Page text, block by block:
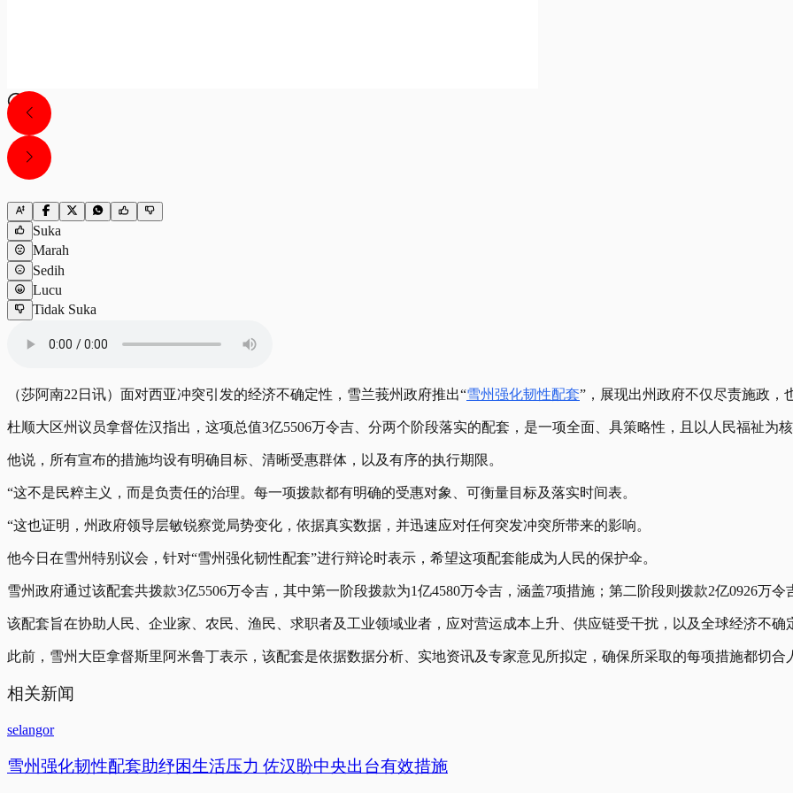
Suka
Marah
Sedih
Lucu
Tidak Suka
（莎阿南22日讯）面对西亚冲突引发的经济不确定性，雪兰莪州政府推出“雪州强化韧性配套”，展现出州政府不仅尽责施政，
杜顺大区州议员拿督佐汉指出，这项总值3亿5506万令吉、分两个阶段落实的配套，是一项全面、具策略性，且以人民福祉为
他说，所有宣布的措施均设有明确目标、清晰受惠群体，以及有序的执行期限。
“这不是民粹主义，而是负责任的治理。每一项拨款都有明确的受惠对象、可衡量目标及落实时间表。
“这也证明，州政府领导层敏锐察觉局势变化，依据真实数据，并迅速应对任何突发冲突所带来的影响。
他今日在雪州特别议会，针对“雪州强化韧性配套”进行辩论时表示，希望这项配套能成为人民的保护伞。
雪州政府通过该配套共拨款3亿5506万令吉，其中第一阶段拨款为1亿4580万令吉，涵盖7项措施；第二阶段则拨款2亿0926万令
该配套旨在协助人民、企业家、农民、渔民、求职者及工业领域业者，应对营运成本上升、供应链受干扰，以及全球经济不确
此前，雪州大臣拿督斯里阿米鲁丁表示，该配套是依据数据分析、实地资讯及专家意见所拟定，确保所采取的每项措施都切合
相关新闻
selangor
雪州强化韧性配套助纾困生活压力 佐汉盼中央出台有效措施